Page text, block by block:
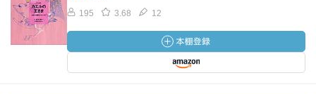
195 3.68 12